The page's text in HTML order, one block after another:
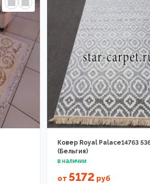
Ковер Royal Palace14763
(Бельгия)
от 5172 руб